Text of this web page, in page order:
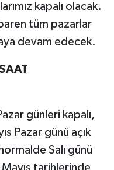
kapalı olacak.
tüm pazarlar
devam edecek.
günleri kapalı,
Pazar günü açık
Salı günü